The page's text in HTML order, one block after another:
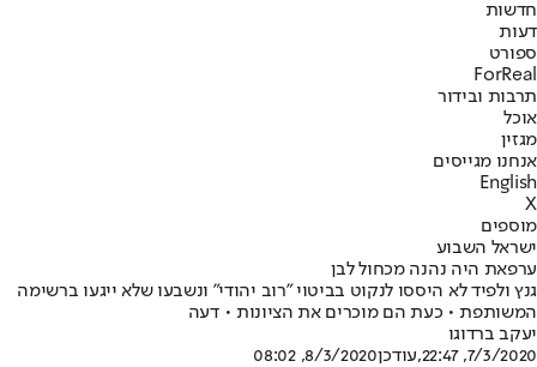
חדשות
דעות
ספורט
ForReal
תרבות ובידור
אוכל
מגזין
אנחנו מגייסים
English
X
מוספים
ישראל השבוע
ערפאת היה נהנה מכחול לבן
גנץ ולפיד לא היססו לנקוט בביטוי "רוב יהודי" ונשבעו שלא ייגעו ברשימה
המשותפת • כעת הם מוכרים את הציונות • דעה
יעקב ברדוגו
7/3/2020, 22:47
,עודכן8/3/2020, 08:02